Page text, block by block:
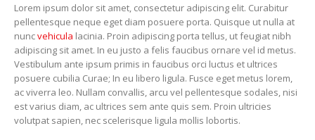
Lorem ipsum dolor sit amet, consectetur adipiscing elit. Curabitur
pellentesque neque eget diam posuere porta. Quisque ut nulla at
nuncvehicula lacinia. Proin adipiscing porta tellus, ut feugiat nibh
adipiscing sit amet. In eu justo a felis faucibus ornare vel id metus.
Vestibulum ante ipsum primis in faucibus orci luctus et ultrices
posuere cubilia Curae; In eu libero ligula. Fusce eget metus lorem,
ac viverra leo. Nullam convallis, arcu vel pellentesque sodales, nisi
est varius diam, ac ultrices sem ante quis sem. Proin ultricies
volutpat sapien, nec scelerisque ligula mollis lobortis.